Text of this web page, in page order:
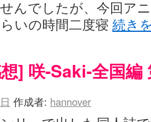
んでしたが、今回ア
いの時間二度寝 続き
] 咲-Saki-全国編
作成者: hannover